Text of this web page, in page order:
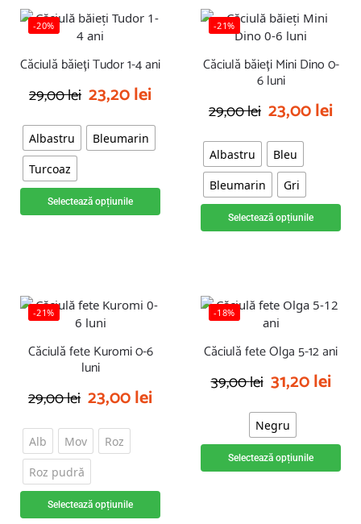
-20%
Căciulă băieți Tudor 1-4 ani
29,00lei 23,20lei
Albastru
Bleumarin
Turcoaz
Selectează opțiunile
-21%
Căciulă băieți Mini Dino 0-
6 luni
29,00lei 23,00lei
Albastru
Bleu
Bleumarin
Gri
Selectează opțiunile
-21%
Căciulă fete Kuromi 0-6
luni
29,00lei 23,00lei
Alb Mov
Roz
Roz pudră
Selectează opțiunile
-18%
Căciulă fete Olga 5-12 ani
39,00lei 31,20lei
Negru
Selectează opțiunile